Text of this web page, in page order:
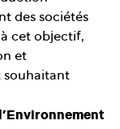
des sociétés
cet objectif,
et
souhaitant